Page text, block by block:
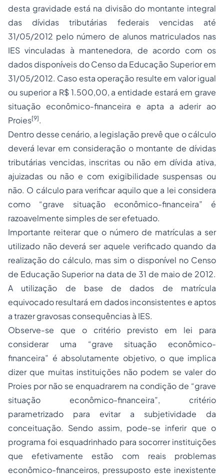
desta gravidade está na divisão do montante integral
das dívidas tributárias federais vencidas até
31/05/2012 pelo número de alunos matriculados nas
IES vinculadas à mantenedora, de acordo com os
dados disponíveis do Censo da Educação Superior em
31/05/2012. Caso esta operação resulte em valor igual
ou superior a R$ 1.500,00, a entidade estará em grave
situação econômico-financeira e apta a aderir ao
Proies[9].
Dentro desse cenário, a legislação prevê que o cálculo
deverá levar em consideração o montante de dívidas
tributárias vencidas, inscritas ou não em dívida ativa,
ajuizadas ou não e com exigibilidade suspensas ou
não. O cálculo para verificar aquilo que a lei considera
como “grave situação econômico-financeira” é
razoavelmente simples de ser efetuado.
Importante reiterar que o número de matrículas a ser
utilizado não deverá ser aquele verificado quando da
realização do cálculo, mas sim o disponível no Censo
de Educação Superior na data de 31 de maio de 2012.
A utilização de base de dados de matrícula
equivocado resultará em dados inconsistentes e aptos
a trazer gravosas consequências à IES.
Observe-se que o critério previsto em lei para
considerar uma “grave situação econômico-
financeira” é absolutamente objetivo, o que implica
dizer que muitas instituições não podem se valer do
Proies por não se enquadrarem na condição de “grave
situação econômico-financeira”, critério
parametrizado para evitar a subjetividade da
conceituação. Sendo assim, pode-se inferir que o
programa foi esquadrinhado para socorrer instituições
que efetivamente estão com reais problemas
econômico-financeiros, pressuposto este inexistente